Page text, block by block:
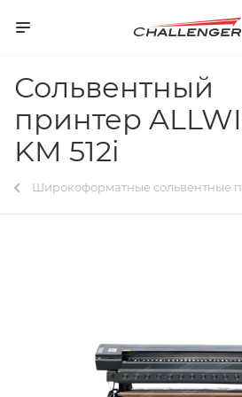
Сольвентный
принтер
KM 512i
Широкоформатные сольвентные